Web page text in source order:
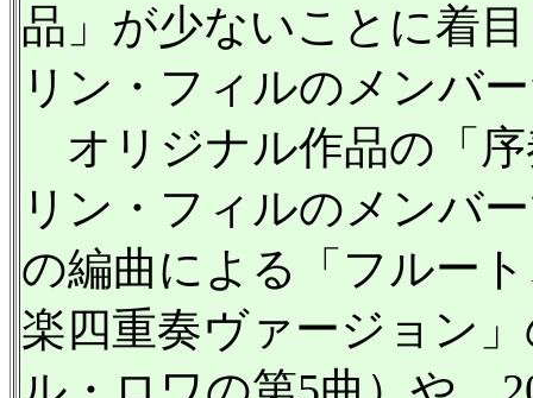
品」が少ないことに着
リン・フィルのメンバ
オリジナル作品の「
リン・フィルのメンバ
の編曲による「フルー
楽四重奏ヴァージョン